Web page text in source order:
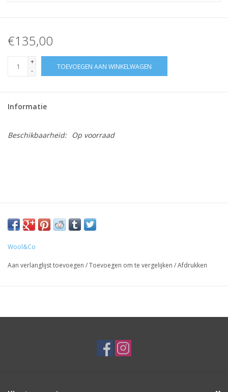
€135,00
+
-
TOEVOEGEN AAN WINKELWAGEN
Informatie
Beschikbaarheid: Op voorraad
Wool&Co
Aan verlanglijst toevoegen /Toevoegen om te vergelijken /Afdrukken